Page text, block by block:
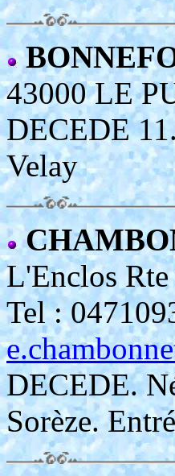
43000 LE
DECEDE
Velay
L'Enclos
Tel :
DECEDE.
Sorèze.